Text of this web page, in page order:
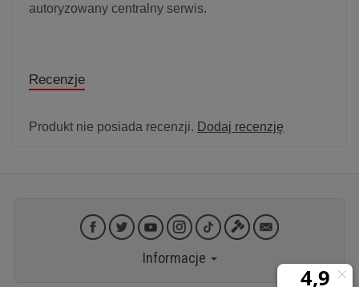
autoryzowany centralny serwis.
Recenzje
Produkt nie posiada recenzji. Dodaj recenzję
Informacje